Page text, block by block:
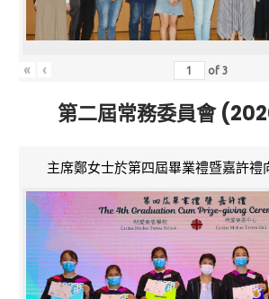
« ‹ of3
第二屆常務委員會
主席鄭女士於第四屆畢業禮暨嘉許禮